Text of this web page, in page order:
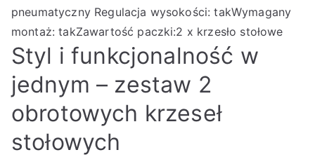
pneumatyczny Regulacja wysokości: takWymagany
montaż: takZawartość paczki:2 x krzesło stołowe
Styl i funkcjonalność w
jednym – zestaw 2
obrotowych krzeseł
stołowych